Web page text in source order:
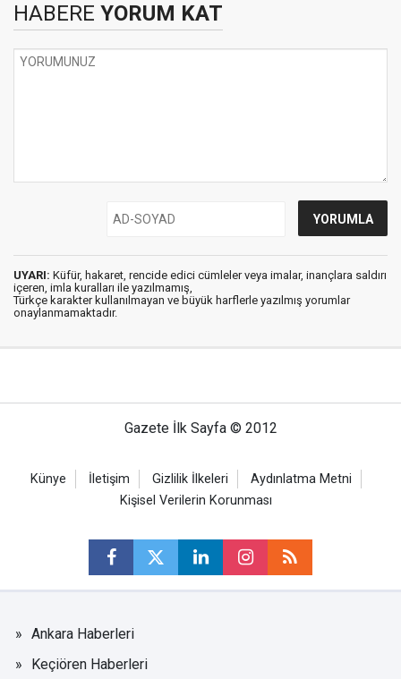
HABERE YORUM KAT
UYARI: Küfür, hakaret, rencide edici cümleler veya imalar, inançlara saldırı
içeren, imla kuralları ile yazılmamış,
Türkçe karakter kullanılmayan ve büyük harflerle yazılmış yorumlar
onaylanmamaktadır.
Gazete İlk Sayfa © 2012
Künye İletişim Gizlilik İlkeleri
Aydınlatma Metni
Kişisel Verilerin Korunması
Ankara Haberleri
Keçiören Haberleri